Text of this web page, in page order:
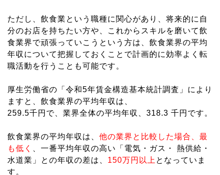
ただし、飲食業という職種に関心があり、将来的に自
分のお店を持ちたい方や、これからスキルを磨いて飲
食業界で頑張っていこうという方は、飲食業界の平均
年収について把握しておくことで計画的に効率よく転
職活動を行うことも可能です。
厚生労働省の「令和5年賃金構造基本統計調査」により
ますと、飲食業界の平均年収は、
259.5千円で、業界全体の平均年収、318.3 千円です。
飲食業界の平均年収は、 他の業界と比較した場合、最
も低く
、一番平均年収の高い「電気・ガス・ 熱供給・
水道業」との年収の差は、 150万円以上 となっていま
す。